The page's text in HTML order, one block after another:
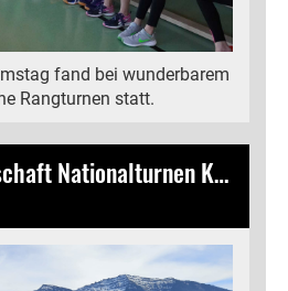
fand bei wunderbarem
Rangturnen statt.
Gruppenmeisterschaft Nationalturnen Kaltbrunn